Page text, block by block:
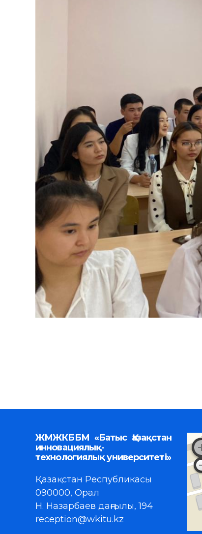
ЖМЖКББМ «Батыс Қазақстан
инновациялық-
технологиялық университеті»
Қазақстан Республикасы
090000, Орал
Н. Назарбаев даңғылы, 194
reception@wkitu.kz